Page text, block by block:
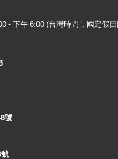
- 下午 6:00 (台灣時間，國定假
號